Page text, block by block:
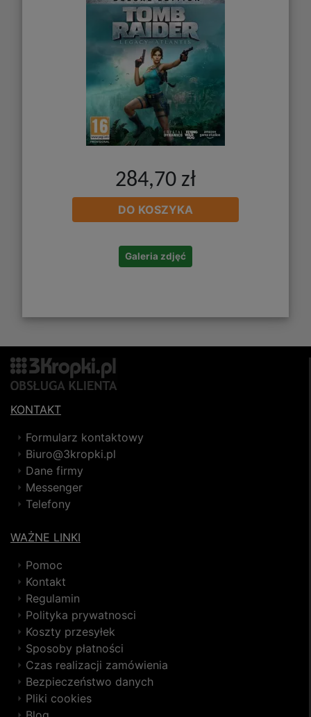
284,70 zł
DO KOSZYKA
Galeria zdjęć
KONTAKT
Formularz kontaktowy
Biuro@3kropki.pl
Dane firmy
Messenger
Telefony
WAŻNE LINKI
Pomoc
Kontakt
Regulamin
Polityka prywatnosci
Koszty przesyłek
Sposoby płatności
Czas realizacji zamówienia
Bezpieczeństwo danych
Pliki cookies